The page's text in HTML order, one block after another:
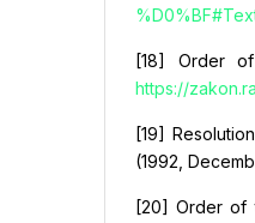
[18] Order
https://
[19]
(1992,
[20] Order of